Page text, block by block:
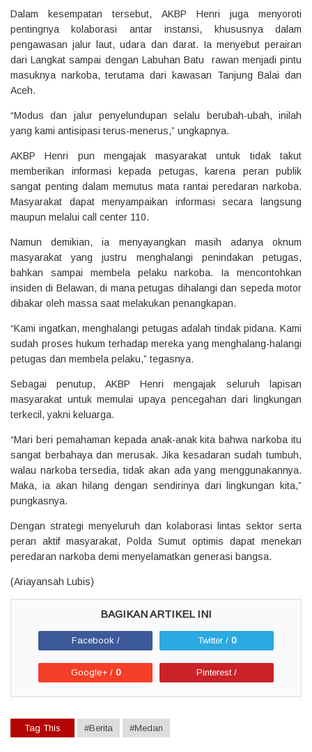
Dalam kesempatan tersebut, AKBP Henri juga menyoroti
pentingnya kolaborasi antar instansi, khususnya dalam
pengawasan jalur laut, udara dan darat. Ia menyebut perairan
dari Langkat sampai dengan Labuhan Batu rawan menjadi pintu
masuknya narkoba, terutama dari kawasan Tanjung Balai dan
Aceh.
“Modus dan jalur penyelundupan selalu berubah-ubah, inilah
yang kami antisipasi terus-menerus,” ungkapnya.
AKBP Henri pun mengajak masyarakat untuk tidak takut
memberikan informasi kepada petugas, karena peran publik
sangat penting dalam memutus mata rantai peredaran narkoba.
Masyarakat dapat menyampaikan informasi secara langsung
maupun melalui call center 110.
Namun demikian, ia menyayangkan masih adanya oknum
masyarakat yang justru menghalangi penindakan petugas,
bahkan sampai membela pelaku narkoba. Ia mencontohkan
insiden di Belawan, di mana petugas dihalangi dan sepeda motor
dibakar oleh massa saat melakukan penangkapan.
“Kami ingatkan, menghalangi petugas adalah tindak pidana. Kami
sudah proses hukum terhadap mereka yang menghalang-halangi
petugas dan membela pelaku,” tegasnya.
Sebagai penutup, AKBP Henri mengajak seluruh lapisan
masyarakat untuk memulai upaya pencegahan dari lingkungan
terkecil, yakni keluarga.
“Mari beri pemahaman kepada anak-anak kita bahwa narkoba itu
sangat berbahaya dan merusak. Jika kesadaran sudah tumbuh,
walau narkoba tersedia, tidak akan ada yang menggunakannya.
Maka, ia akan hilang dengan sendirinya dari lingkungan kita,”
pungkasnya.
Dengan strategi menyeluruh dan kolaborasi lintas sektor serta
peran aktif masyarakat, Polda Sumut optimis dapat menekan
peredaran narkoba demi menyelamatkan generasi bangsa.
(Ariayansah Lubis)
Facebook / Twitter / 0
Google+ / 0 Pinterest /
Tag This #Berita #Medan